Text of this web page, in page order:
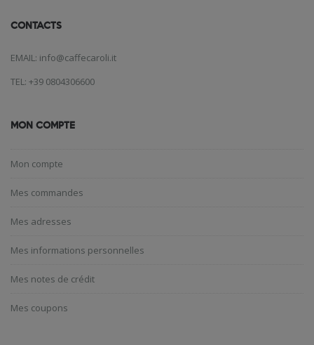
CONTACTS
EMAIL: info@caffecaroli.it
TEL: +39 0804306600
MON COMPTE
Mon compte
Mes commandes
Mes adresses
Mes informations personnelles
Mes notes de crédit
Mes coupons